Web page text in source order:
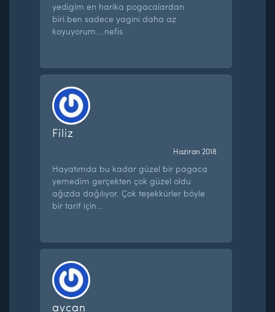
yedigim en harika pogacalardan
biri.ben sadece yagini daha az
koyuyorum….nefis
Filiz
Haziran 2018
Hayatımda bu kadar güzel bir pagaca
yemedim gerçekten çok güzel oldu
ağızda dağılıyor. Çok teşekkürler böyle
bir tarif için…
aycan